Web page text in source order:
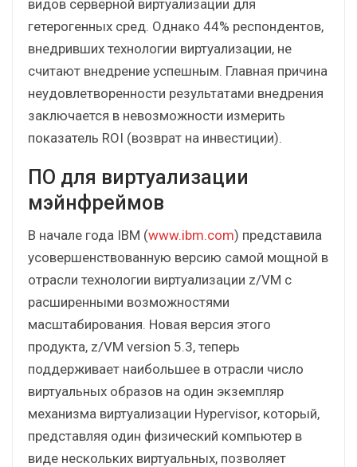
видов серверной виртуализации для
гетерогенных сред. Однако 44% респондентов,
внедривших технологии виртуализации, не
считают внедрение успешным. Главная причина
неудовлетворенности результатами внедрения
заключается в невозможности измерить
показатель ROI (возврат на инвестиции).
ПО для виртуализации
мэйнфреймов
В начале года IBM (www.ibm.com) представила
усовершенствованную версию самой мощной в
отрасли технологии виртуализации z/VM с
расширенными возможностями
масштабирования. Новая версия этого
продукта, z/VM version 5.3, теперь
поддерживает наибольшее в отрасли число
виртуальных образов на один экземпляр
механизма виртуализации Hypervisor, который,
представляя один физический компьютер в
виде нескольких виртуальных, позволяет